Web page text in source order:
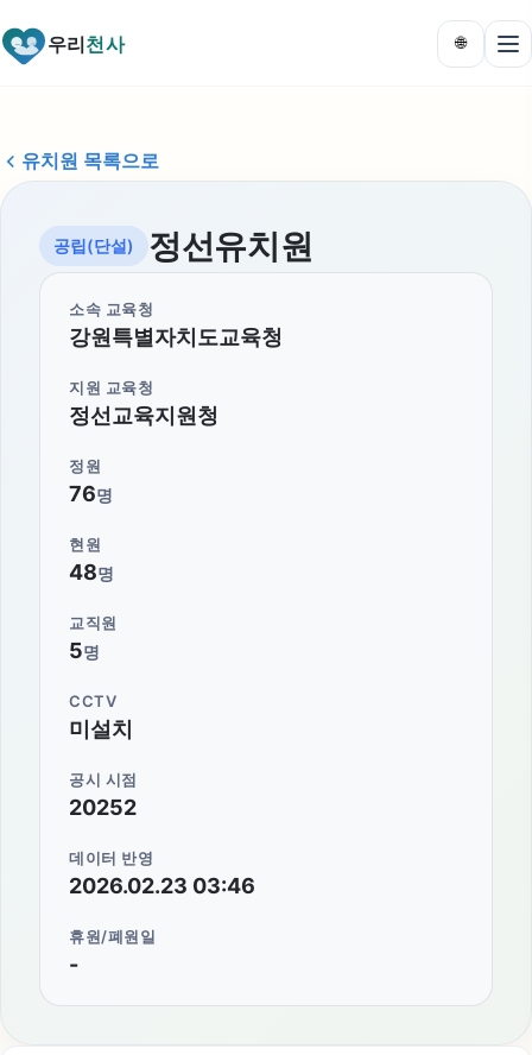
우리천사 🌐
유치원 목록으로
공립(단설) 정선유치원
소속 교육청
강원특별자치도교육청
지원 교육청
정선교육지원청
정원
76명
현원
48명
교직원
5명
CCTV
미설치
공시 시점
20252
데이터 반영
2026.02.23 03:46
휴원/폐원일
-